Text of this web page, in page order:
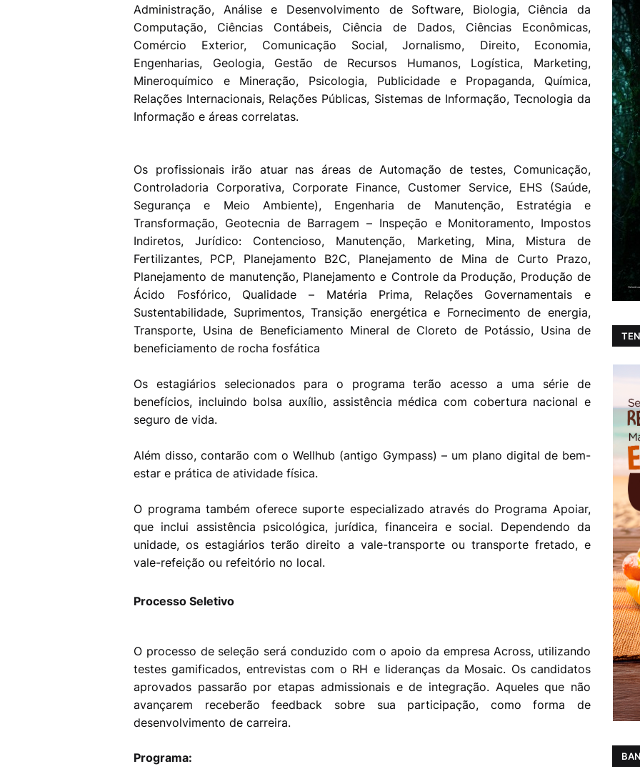
Administração, Análise e Desenvolvimento de Software, Biologia, Ciência da
Computação, Ciências Contábeis, Ciência de Dados, Ciências Econômicas,
Comércio Exterior, Comunicação Social, Jornalismo, Direito, Economia,
Engenharias, Geologia, Gestão de Recursos Humanos, Logística, Marketing,
Mineroquímico e Mineração, Psicologia, Publicidade e Propaganda, Química,
Relações Internacionais, Relações Públicas, Sistemas de Informação, Tecnologia da
Informação e áreas correlatas.
Os profissionais irão atuar nas áreas de Automação de testes, Comunicação,
Controladoria Corporativa, Corporate Finance, Customer Service, EHS (Saúde,
Segurança e Meio Ambiente), Engenharia de Manutenção, Estratégia e
Transformação, Geotecnia de Barragem – Inspeção e Monitoramento, Impostos
Indiretos, Jurídico: Contencioso, Manutenção, Marketing, Mina, Mistura de
Fertilizantes, PCP, Planejamento B2C, Planejamento de Mina de Curto Prazo,
Planejamento de manutenção, Planejamento e Controle da Produção, Produção de
Ácido Fosfórico, Qualidade – Matéria Prima, Relações Governamentais e
Sustentabilidade, Suprimentos, Transição energética e Fornecimento de energia,
Transporte, Usina de Beneficiamento Mineral de Cloreto de Potássio, Usina de
beneficiamento de rocha fosfática
Os estagiários selecionados para o programa terão acesso a uma série de
benefícios, incluindo bolsa auxílio, assistência médica com cobertura nacional e
seguro de vida.
Além disso, contarão com o Wellhub (antigo Gympass) – um plano digital de bem-
estar e prática de atividade física.
O programa também oferece suporte especializado através do Programa Apoiar,
que inclui assistência psicológica, jurídica, financeira e social. Dependendo da
unidade, os estagiários terão direito a vale-transporte ou transporte fretado, e
vale-refeição ou refeitório no local.
Processo Seletivo
O processo de seleção será conduzido com o apoio da empresa Across, utilizando
testes gamificados, entrevistas com o RH e lideranças da Mosaic. Os candidatos
aprovados passarão por etapas admissionais e de integração. Aqueles que não
avançarem receberão feedback sobre sua participação, como forma de
desenvolvimento de carreira.
Programa: